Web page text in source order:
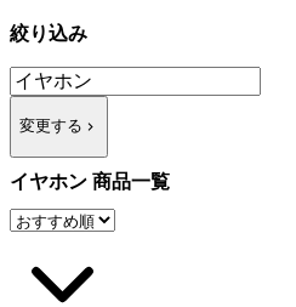
絞り込み
変更する
イヤホン 商品一覧